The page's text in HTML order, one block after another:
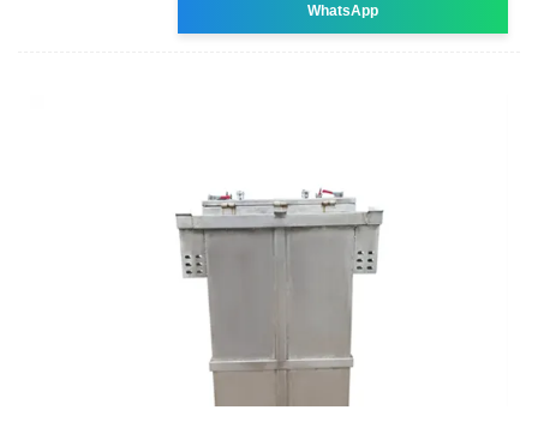
WhatsApp